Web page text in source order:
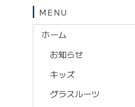
MENU
ホーム
お知らせ
キッズ
グラスルーツ